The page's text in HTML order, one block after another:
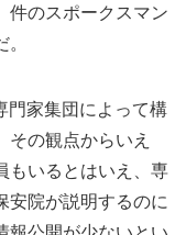
件のスポークスマン
家集団によって構
の観点からいえ
もいるとはいえ、専
安院が説明するのに